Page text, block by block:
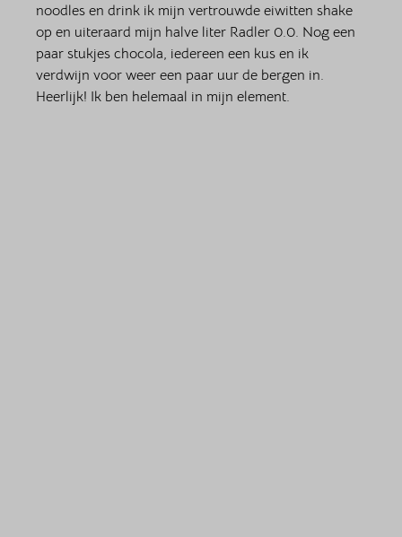
noodles en drink ik mijn vertrouwde eiwitten shake
op en uiteraard mijn halve liter Radler 0.0. Nog een
paar stukjes chocola, iedereen een kus en ik
verdwijn voor weer een paar uur de bergen in.
Heerlijk! Ik ben helemaal in mijn element.